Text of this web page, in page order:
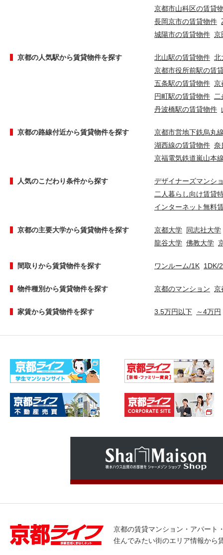
京都市山科区の賃貸
長岡京市の賃貸物件
城陽市の賃貸物件 京
京都の人気駅から賃貸物件を探す 北山駅の賃貸物件 北
京都市役所前駅の賃
五条駅の賃貸物件 京
円町駅の賃貸物件
丹波橋駅の賃貸物件
京都の路線付近から賃貸物件を探す
京都市営地下鉄烏丸
湖西線の賃貸物件 奈
京福電気鉄道嵐山本
人気のこだわり条件から探す
デザイナーズマンシ
二人暮らし向け賃貸
インターネット無料
京都の主要大学から賃貸物件を探す 京都大学 同志社大学
龍谷大学 佛教大学
間取りから賃貸物件を探す ワンルーム/1K 1DK/
物件種別から賃貸物件を探す 京都のマンション 京
家賃から賃貸物件を探す 3.5万円以下 ～4万円
京都の賃貸マンション・アパート
住んでみたい街のエリア情報から